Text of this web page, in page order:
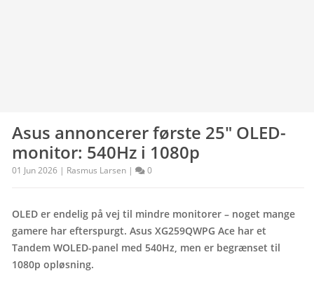
Asus annoncerer første 25" OLED-
monitor: 540Hz i 1080p
01 Jun 2026 | Rasmus Larsen | 0
OLED er endelig på vej til mindre monitorer – noget mange
gamere har efterspurgt. Asus XG259QWPG Ace har et
Tandem WOLED-panel med 540Hz, men er begrænset til
1080p opløsning.